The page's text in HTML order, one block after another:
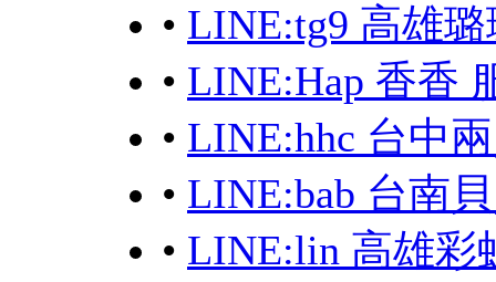
• LINE:tg9 高雄
• LINE:Hap 香香
• LINE:hhc 台中
• LINE:bab 台南
• LINE:lin 高雄彩